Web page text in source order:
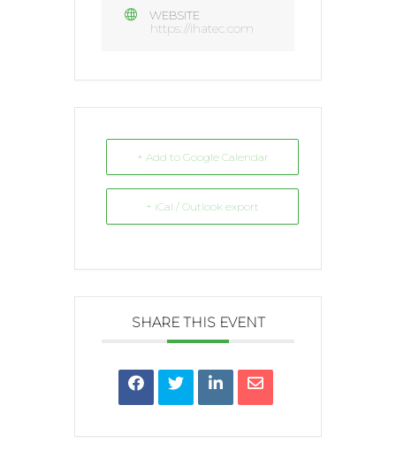
WEBSITE
https://ihatec.com
+ Add to Google Calendar
+ iCal / Outlook export
SHARE THIS EVENT